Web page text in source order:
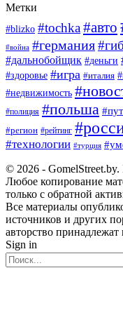
Метки
#blizko #tochka#авто
#война #германия
#дальнобойщик #деньги
#здоровье #игра #италия
#недвижимость
#полиция #польша
#регион #рейтинг
#технологии #турция
© 2026 -
Любое копирование
только с обратной
Все материалы
источников и других
авторство
Sign in